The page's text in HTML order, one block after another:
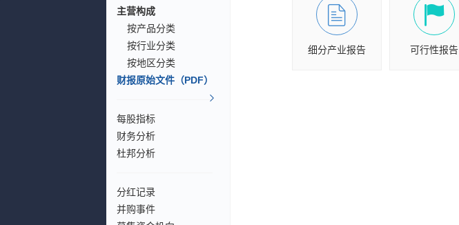
主营构成
按产品分类
按行业分类
按地区分类
财报原始文件（PDF）
每股指标
财务分析
杜邦分析
分红记录
并购事件
细分产业报告 可行性报告